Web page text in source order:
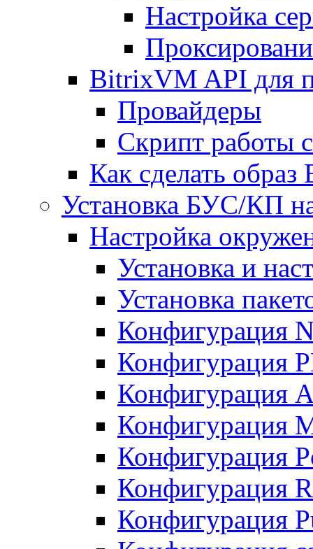
Настройка
BitrixVM API для
Провайдеры
Скрипт работы
Как сделать
Установка БУС/КП
Настройка
Установка и
Установка
Конфигурация
Конфигурация
Конфигурация
Конфигурация
Конфигурация
Конфигурация
Конфигурация